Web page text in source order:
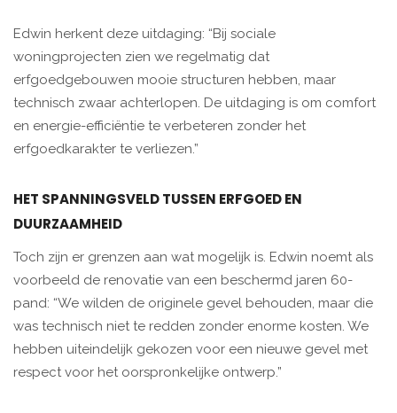
Edwin herkent deze uitdaging: “Bij sociale
woningprojecten zien we regelmatig dat
erfgoedgebouwen mooie structuren hebben, maar
technisch zwaar achterlopen. De uitdaging is om comfort
en energie-efficiëntie te verbeteren zonder het
erfgoedkarakter te verliezen.”
HET SPANNINGSVELD TUSSEN ERFGOED EN
DUURZAAMHEID
Toch zijn er grenzen aan wat mogelijk is. Edwin noemt als
voorbeeld de renovatie van een beschermd jaren 60-
pand: “We wilden de originele gevel behouden, maar die
was technisch niet te redden zonder enorme kosten. We
hebben uiteindelijk gekozen voor een nieuwe gevel met
respect voor het oorspronkelijke ontwerp.”